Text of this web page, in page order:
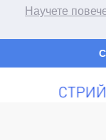
Научете